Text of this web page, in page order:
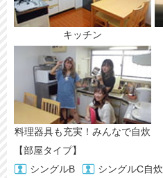
キッチン
料理器具も充実！みんなで自炊
【部屋タイプ】
シングルB
シングルC自炊